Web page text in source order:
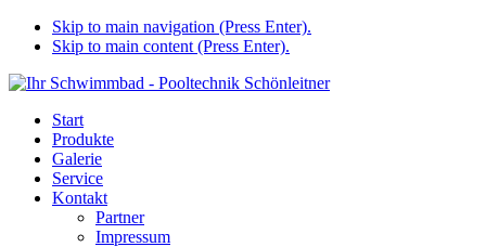
Skip to main navigation (Press Enter).
Skip to main content (Press Enter).
Start
Produkte
Galerie
Service
Kontakt
Partner
Impressum